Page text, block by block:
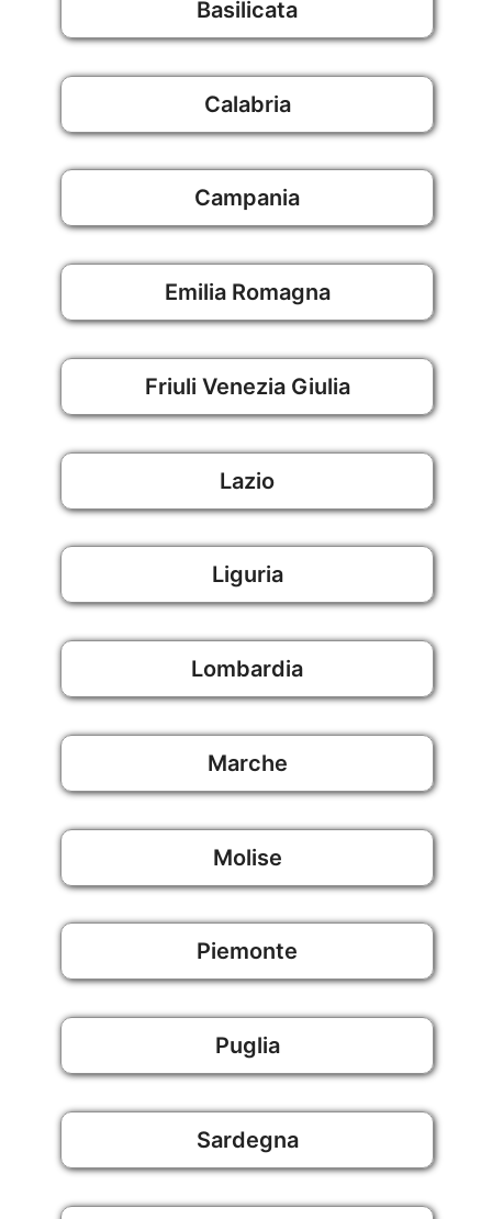
Basilicata
Calabria
Campania
Emilia Romagna
Friuli Venezia Giulia
Lazio
Liguria
Lombardia
Marche
Molise
Piemonte
Puglia
Sardegna